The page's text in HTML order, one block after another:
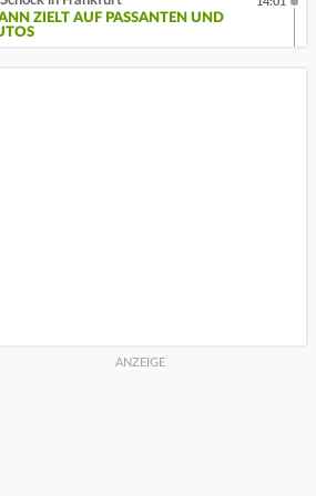
ZIELT AUF PASSANTEN UND